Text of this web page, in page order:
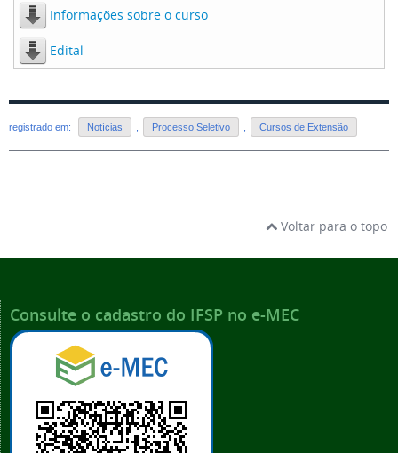
Informações sobre o curso
Edital
registrado em: Notícias Processo Seletivo Cursos de Extensão
Voltar para o topo
Consulte o cadastro do IFSP no e-MEC